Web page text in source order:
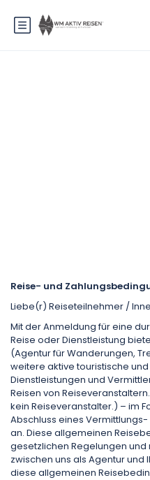
Reise- und
Liebe(r) Reiseteilnehmer /
Mit der Anmeldung für eine
Reise oder Dienstleistung
(Agentur für Wanderungen,
weitere aktive touristische
Dienstleistungen und
Reisen von Reiseveranstaltern.
kein Reiseveranstalter.) – im
Abschluss eines
an. Diese allgemeinen
gesetzlichen Regelungen
zwischen uns als Agentur und
diese allgemeinen